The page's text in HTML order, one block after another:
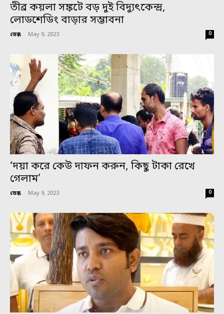
তীব্র কয়লা সঙ্কটে বড় দুই বিদ্যুৎকেন্দ্র,
লোডশেডিং বাড়ার সম্ভাবনা
ডেস্ক - May 9, 2023 0
‘দয়া করে কেউ দাফন করুন, কিছু টাকা রেখে
গেলাম’
ডেস্ক - May 9, 2023 0